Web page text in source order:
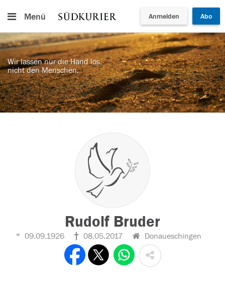
Menü Anmelden Abo
Wir lassen nur die Hand los,
nicht den Menschen.
Rudolf Bruder
09.09.1926 08.05.2017 Donaueschingen